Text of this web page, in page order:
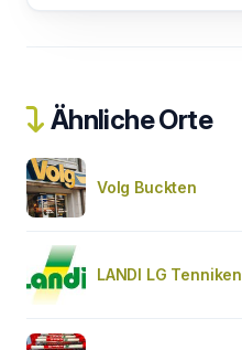
Ähnliche Orte
Volg Buckten
LANDI LG Tenniken